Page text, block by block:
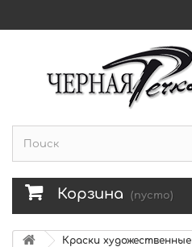
Корзина (пусто)
Краски художественные